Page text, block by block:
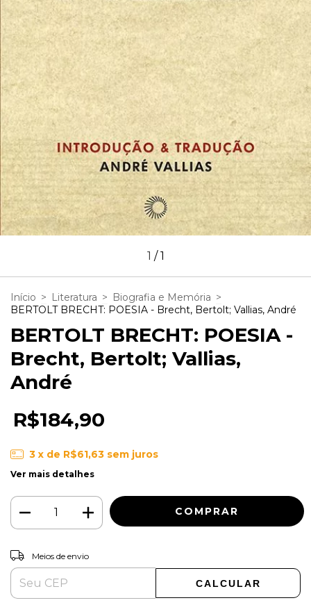
1 /1
Início > Literatura > Biografia e Memória >
BERTOLT BRECHT: POESIA - Brecht, Bertolt; Vallias, André
BERTOLT BRECHT: POESIA -
Brecht, Bertolt; Vallias,
André
R$184,90
3 x de R$61,63 sem juros
Ver mais detalhes
Entregas para o CEP:
Meios de envio
CALCULAR